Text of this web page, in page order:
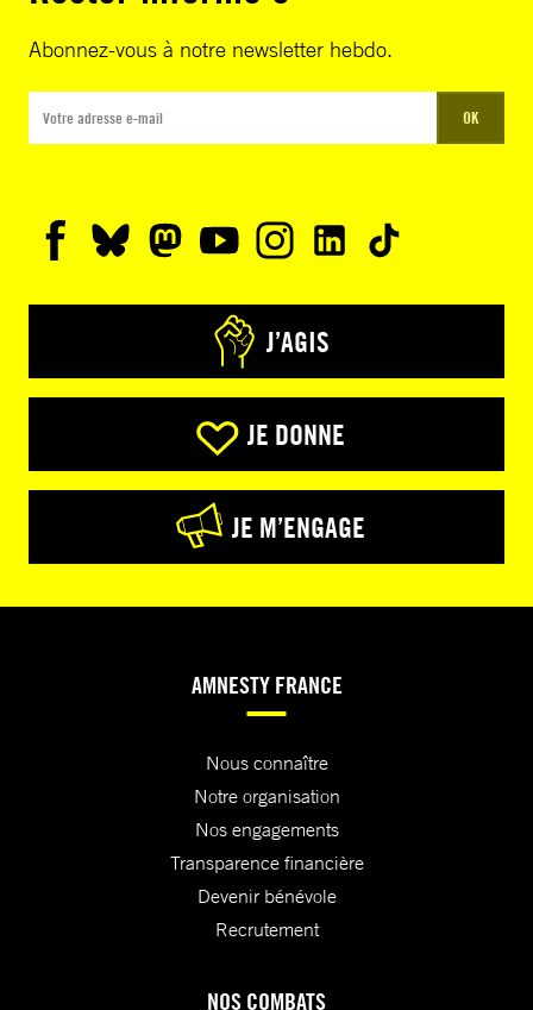
Abonnez-vous à notre newsletter hebdo.
OK
J’AGIS
JE DONNE
JE M’ENGAGE
AMNESTY FRANCE
Nous connaître
Notre organisation
Nos engagements
Transparence financière
Devenir bénévole
Recrutement
NOS COMBATS